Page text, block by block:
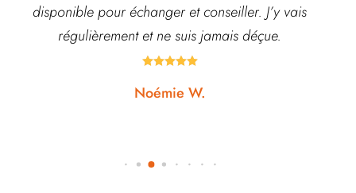
disponible pour échanger et conseiller. J’y vais
régulièrement et ne suis jamais déçue.

Noémie W.